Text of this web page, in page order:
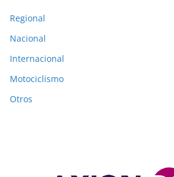
Regional
Nacional
Internacional
Motociclismo
Otros